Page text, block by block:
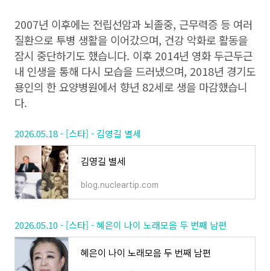
2007년 이후에는 전립선암과 뇌졸중, 근무력증 등 여러
질환으로 투병 생활을 이어갔으며, 건강 악화로 활동을
잠시 중단하기도 했습니다. 이후 2014년 영화 두근두근
내 인생을 통해 다시 모습을 드러냈으며, 2018년 경기도
용인의 한 요양병원에서 향년 82세로 생을 마감했습니
다.
2026.05.18 - [스타] - 김영길 별세
김영길 별세
blog.nucleartip.com
2026.05.10 - [스타] - 혜은이 나이 노래모음 두 번째 남편
혜은이 나이 노래모음 두 번째 남편